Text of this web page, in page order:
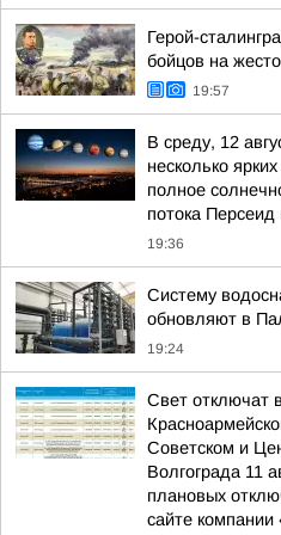
Герой-
бойцов на
19:57
В среду, 12
несколько
полное
потока
19:36
Систему
обновляют в
19:24
Свет отключат
Советском и
Волгограда 11
плановых
сайте